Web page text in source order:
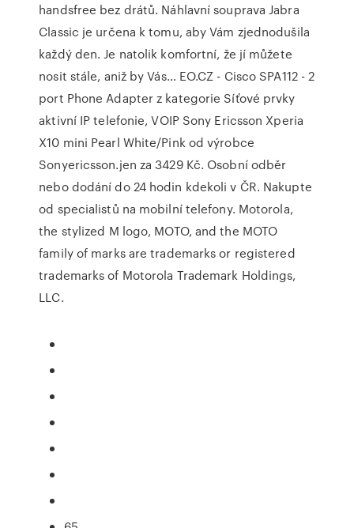
handsfree bez drátů. Náhlavní souprava Jabra
Classic je určena k tomu, aby Vám zjednodušila
každý den. Je natolik komfortní, že jí můžete
nosit stále, aniž by Vás… EO.CZ - Cisco SPA112 - 2
port Phone Adapter z kategorie Síťové prvky
aktivní IP telefonie, VOIP Sony Ericsson Xperia
X10 mini Pearl White/Pink od výrobce
Sonyericsson.jen za 3429 Kč. Osobní odběr
nebo dodání do 24 hodin kdekoli v ČR. Nakupte
od specialistů na mobilní telefony. Motorola,
the stylized M logo, MOTO, and the MOTO
family of marks are trademarks or registered
trademarks of Motorola Trademark Holdings,
LLC.